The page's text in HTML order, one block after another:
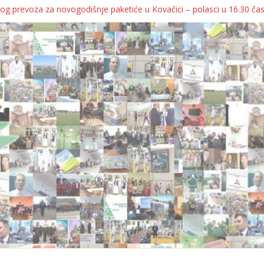
prevoza za novogodišnje paketiće u Kovačici – polasci u 16.30
KOLICA ZA 76 BEBA SA TERITORIJE OPŠTINE KOVAČICA
oborila rekord zatvorenih firmi!
telo
pa kukaju o „egzilu“